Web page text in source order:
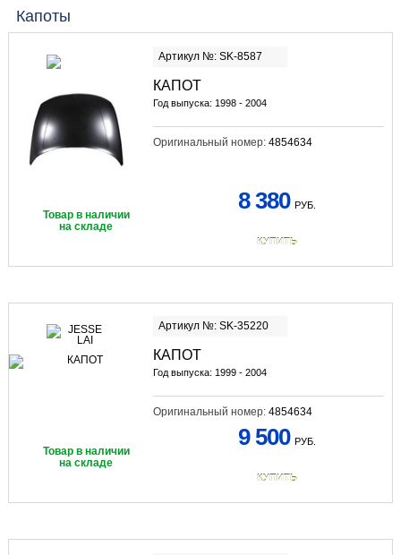
Капоты
Артикул №: SK-8587
КАПОТ
Год выпуска: 1998 - 2004
Оригинальный номер: 4854634
Товар в наличии
на складе
8 380 РУБ.
КУПИТЬ
Артикул №: SK-35220
КАПОТ
Год выпуска: 1999 - 2004
Оригинальный номер: 4854634
Товар в наличии
на складе
9 500 РУБ.
КУПИТЬ